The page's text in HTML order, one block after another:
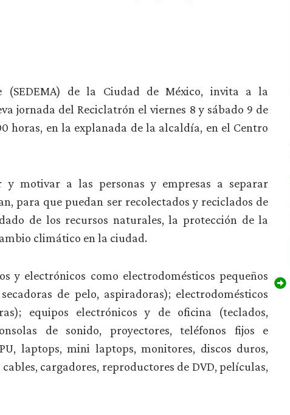
(SEDEMA) de la Ciudad de México, invita a la
jornada del Reciclatrón el viernes 8 y sábado 9 de
horas, en la explanada de la alcaldía, en el Centro
y motivar a las personas y empresas a separar
para que puedan ser recolectados y reciclados de
de los recursos naturales, la protección de la
climático en la ciudad.
y electrónicos como electrodomésticos pequeños
de pelo, aspiradoras); electrodomésticos
equipos electrónicos y de oficina (teclados,
de sonido, proyectores, teléfonos fijos e
laptops, mini laptops, monitores, discos duros,
cargadores, reproductores de DVD, películas,